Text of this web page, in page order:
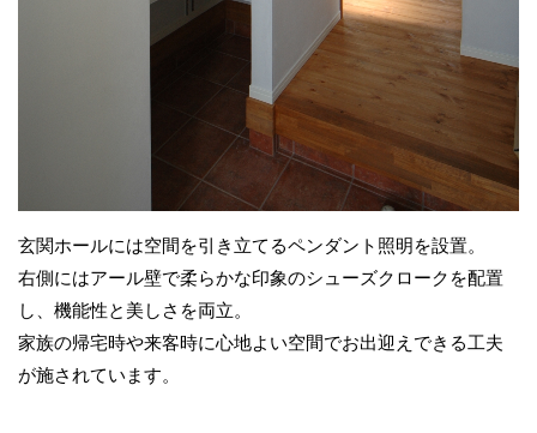
玄関ホールには空間を引き立てるペンダント照明を設置。
右側にはアール壁で柔らかな印象のシューズクロークを配置
し、機能性と美しさを両立。
家族の帰宅時や来客時に心地よい空間でお出迎えできる工夫
が施されています。